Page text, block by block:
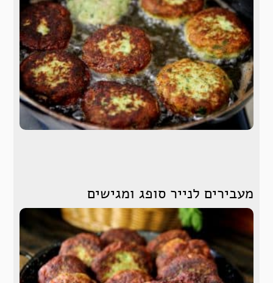
מעבירים לנייר סופג ומגישים